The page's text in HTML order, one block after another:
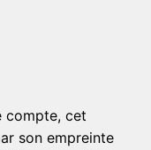
compte, cet
son empreinte